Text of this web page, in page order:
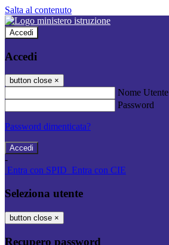
Salta al contenuto
Accedi
Accedi
button close ×
Nome Utente
Password
Password dimenticata?
-
Entra con SPID Entra con CIE
Seleziona utente
button close ×
Recupero password